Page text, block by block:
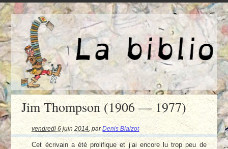
Jim Thompson (1906 — 1977)
vendredi 6 juin 2014 ,parDenis Blaizot
Cet écrivain a été prolifique et j’ai encore lu trop peu de